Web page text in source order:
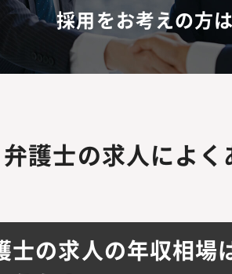
採用をお考えの方
弁護士の求人によ
士の求人の年収相場